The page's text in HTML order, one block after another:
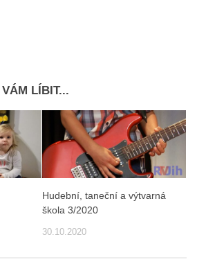
LÍBIT...
Hudební, taneční a výtvarná
škola 3/2020
30.10.2020